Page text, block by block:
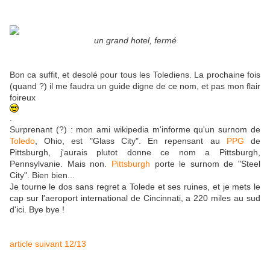
un grand hotel, fermé
Bon ca suffit, et desolé pour tous les Tolediens. La prochaine fois
(quand ?) il me faudra un guide digne de ce nom, et pas mon flair
foireux
Surprenant (?) : mon ami wikipedia m'informe qu'un surnom de
Toledo , Ohio, est "Glass City". En repensant au PPG de
Pittsburgh, j'aurais plutot donne ce nom a Pittsburgh,
Pennsylvanie. Mais non. Pittsburgh porte le surnom de "Steel
City". Bien bien...
Je tourne le dos sans regret a Tolede et ses ruines, et je mets le
cap sur l'aeroport international de Cincinnati, a 220 miles au sud
d'ici. Bye bye !
article suivant 12/13